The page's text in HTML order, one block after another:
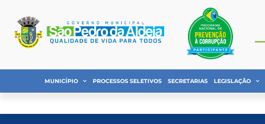
MUNICÍPIO PROCESSOS SELETIVOS SECRETARIAS LEGISLAÇÃO